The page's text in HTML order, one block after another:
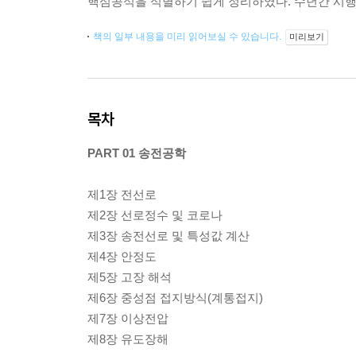
책의 일부 내용을 미리 읽어보실 수 있습니다. 미리보기
목차
PART 01 송전공학
제1장 전선로
제2장 선로정수 및 코로나
제3장 송전선로 및 특성값 계산
제4장 안정도
제5장 고장 해석
제6장 중성점 접지방식(계통접지)
제7장 이상전압
제8장 유도장해